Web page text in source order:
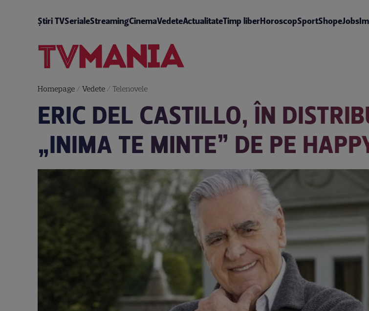
Știri TVSerialeStreamingCinemaVedeteActualitateTimp liberHoroscopSportShopeJobs
Homepage/ Vedete/ Telenovele
ERIC DEL CASTILLO, ÎN
„INIMA TE MINTE” DE PE